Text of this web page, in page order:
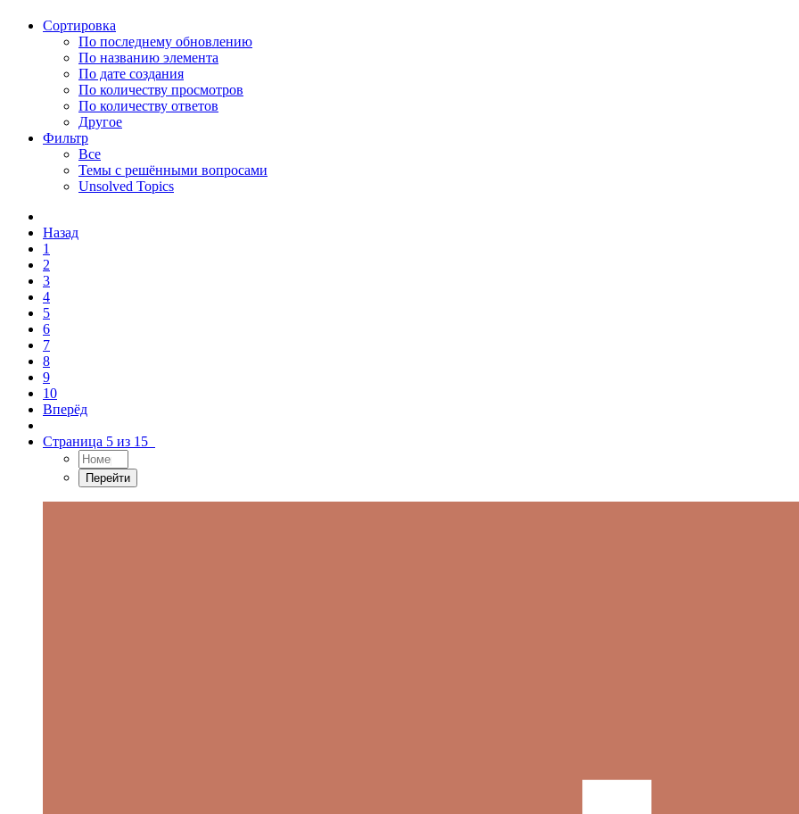
Сортировка
По последнему обновлению
По названию элемента
По дате создания
По количеству просмотров
По количеству ответов
Другое
Фильтр
Все
Темы с решёнными вопросами
Unsolved Topics
Назад
1
2
3
4
5
6
7
8
9
10
Вперёд
Страница 5 из 15